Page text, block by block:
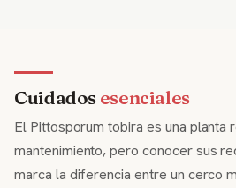
Cuidados esenciales
El Pittosporum tobira es una planta
mantenimiento, pero conocer sus
marca la diferencia entre un cerco